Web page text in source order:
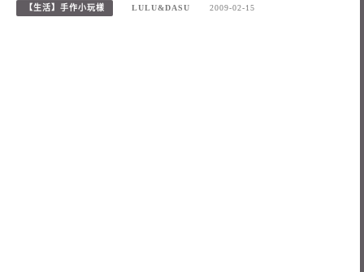
【生活】手作小玩樣 LULU&DASU 2009-02-15